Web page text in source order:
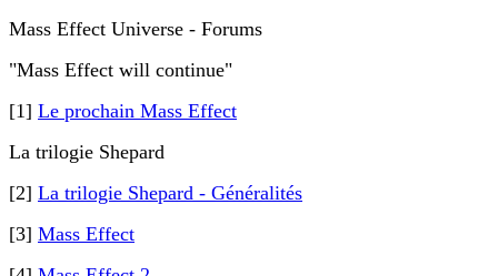
Mass Effect Universe - Forums
"Mass Effect will continue"
[1] Le prochain Mass Effect
La trilogie Shepard
[2] La trilogie Shepard - Généralités
[3] Mass Effect